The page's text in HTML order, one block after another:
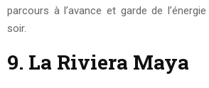
parcours à l’avance et garde de
soir.
9. La Riviera Maya